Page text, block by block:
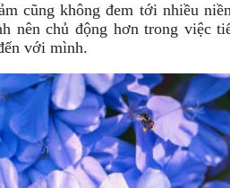
cũng không đem tới nhiều
nên chủ động hơn trong việc
với mình.